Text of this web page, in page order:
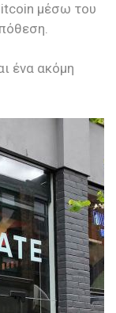
μέσω του
ένα ακόμη